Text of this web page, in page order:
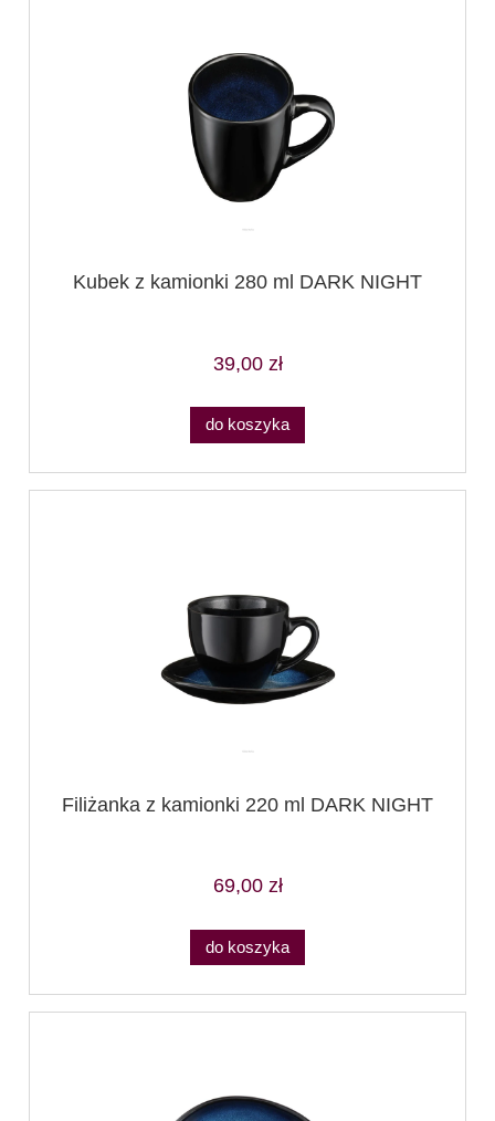
Kubek z kamionki 280 ml DARK NIGHT
39,00 zł
do koszyka
Filiżanka z kamionki 220 ml DARK NIGHT
69,00 zł
do koszyka